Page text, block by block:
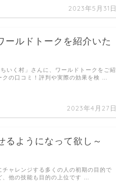
2023年5月31日
ールドトークを紹介いた
2023年4月27日
いく村」さんに、ワールドトークをご紹
の口コミ！評判や実際の効果を検 …
るようになって欲し～
ャレンジする多くの人の初期の目的で
他の技能も目的の上位です …